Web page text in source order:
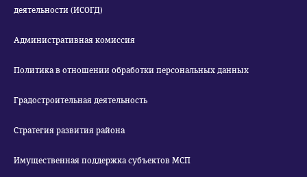
деятельности (ИСОГД)
Административная комиссия
Политика в отношении обработки персональных данных
Градостроительная деятельность
Стратегия развития района
Имущественная поддержка субъектов МСП